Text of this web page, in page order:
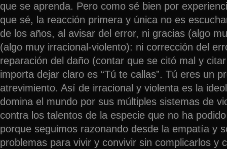
que se aprenda. Pero como sé bien por
que sé, la reacción primera y única no es
de los años, al avisar del error, ni gracias (algo
(algo muy irracional-violento): ni corrección del
reparación del daño (contar que se citó mal y
importa dejar claro es “Tú te callas”. Tú eres un
atrevimiento. Así de irracional y violenta es la
domina el mundo por sus múltiples sistemas de
contra los talentos de la especie que no ha
porque seguimos razonando desde la empatía y
problemas para vivir y convivir sin complicarlos y